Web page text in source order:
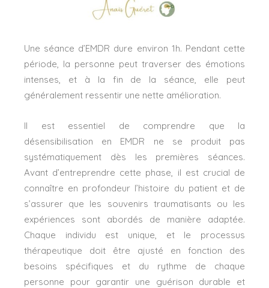
Une séance d’EMDR dure environ 1h. Pendant cette
période, la personne peut traverser des émotions
intenses, et à la fin de la séance, elle peut
généralement ressentir une nette amélioration.
Il est essentiel de comprendre que la
désensibilisation en EMDR ne se produit pas
systématiquement dès les premières séances.
Avant d’entreprendre cette phase, il est crucial de
connaître en profondeur l’histoire du patient et de
s’assurer que les souvenirs traumatisants ou les
expériences sont abordés de manière adaptée.
Chaque individu est unique, et le processus
thérapeutique doit être ajusté en fonction des
besoins spécifiques et du rythme de chaque
personne pour garantir une guérison durable et